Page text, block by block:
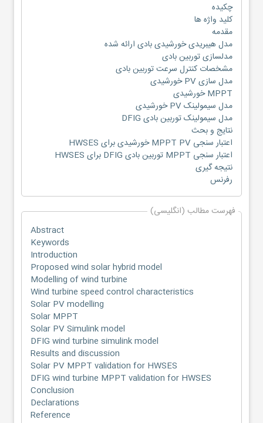
چکیده
کلید واژه ها
مقدمه
مدل هیبریدی خورشیدی بادی ارائه شده
مدلسازی توربین بادی
مشخصات کنترل سرعت توربین بادی
مدل سازی PV خورشیدی
MPPT خورشیدی
مدل سیمولینک PV خورشیدی
مدل سیمولینک توربین بادی DFIG
نتایج و بحث
اعتبار سنجی MPPT PV خورشیدی برای HWSES
اعتبار سنجی MPPT توربین بادی DFIG برای HWSES
نتیجه گیری
رفرنس
فهرست مطالب (انگلیسی)
Abstract
Keywords
Introduction
Proposed wind solar hybrid model
Modelling of wind turbine
Wind turbine speed control characteristics
Solar PV modelling
Solar MPPT
Solar PV Simulink model
DFIG wind turbine simulink model
Results and discussion
Solar PV MPPT validation for HWSES
DFIG wind turbine MPPT validation for HWSES
Conclusion
Declarations
Reference